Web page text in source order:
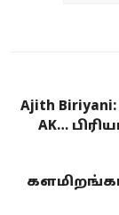
Ajith
AK…